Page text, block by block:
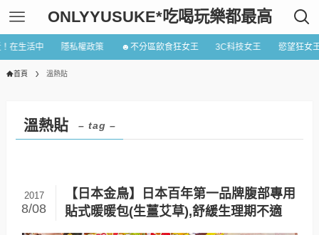
ONLYYUSUKE*吃喝玩樂都最高
在生活中 隱私權政策 ☻不分區飲食狂女王 3C科技女王 慾望狂女
首頁 溫熱貼
溫熱貼 – tag –
【日本金鳥】日本百年第一品牌腹部專用
貼式暖暖包(生薑艾草),舒緩生理期不適
2017
8/08